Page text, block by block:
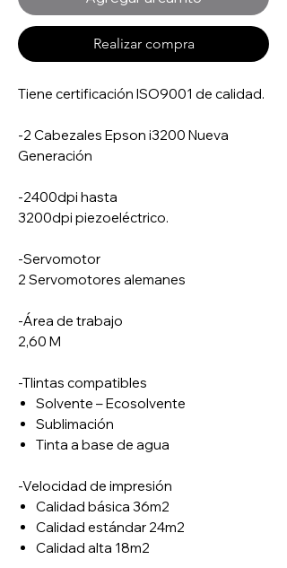
Realizar compra
Tiene certificación ISO9001 de calidad.
-2 Cabezales Epson i3200 Nueva
Generación
-2400dpi hasta
3200dpi piezoeléctrico.
-Servomotor
2 Servomotores alemanes
-Área de trabajo
2,60 M
-TIintas compatibles
Solvente – Ecosolvente
Sublimación
Tinta a base de agua
-Velocidad de impresión
Calidad básica 36m2
Calidad estándar 24m2
Calidad alta 18m2